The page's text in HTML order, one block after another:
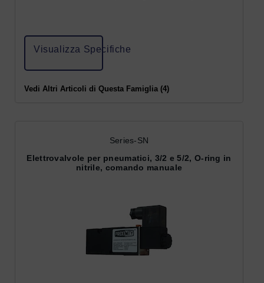
Visualizza Specifiche
Vedi Altri Articoli di Questa Famiglia (4)
Series-SN
Elettrovalvole per pneumatici, 3/2 e 5/2, O-ring in
nitrile, comando manuale